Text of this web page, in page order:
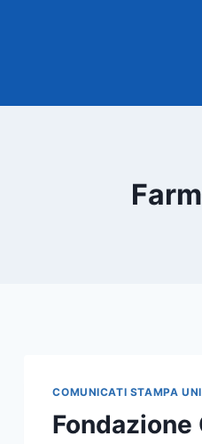
COMUNICATI STAMPA
Fondazione